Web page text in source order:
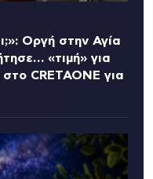
Οργή στην Αγία
«τιμή» για
CRETAONE για